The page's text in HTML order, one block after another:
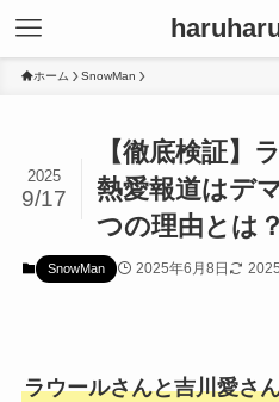
ホーム SnowMan
【徹底検証】
熱愛報道はデ
つの理由とは？
2025
9/17
SnowMan 2025年6月8日
ラウールさんと吉川愛さ